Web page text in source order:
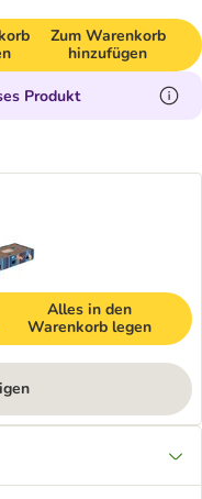
Zum Warenkorb
hinzufügen
Produkt
Alles in den
Warenkorb legen